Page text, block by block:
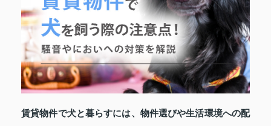
賃貸物件で犬と暮らすには、物件選びや生活環境への配